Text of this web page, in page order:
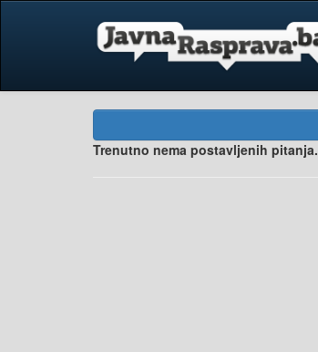
Trenutno nema postavljenih pitanja.